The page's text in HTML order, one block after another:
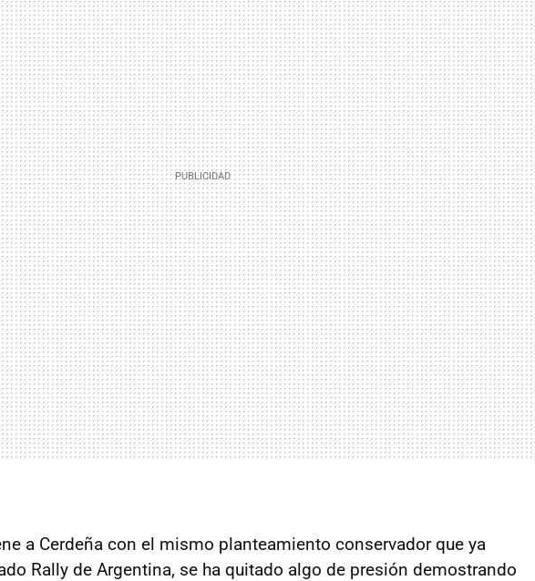
a Cerdeña con el mismo planteamiento conservador que ya
Rally de Argentina, se ha quitado algo de presión demostrando